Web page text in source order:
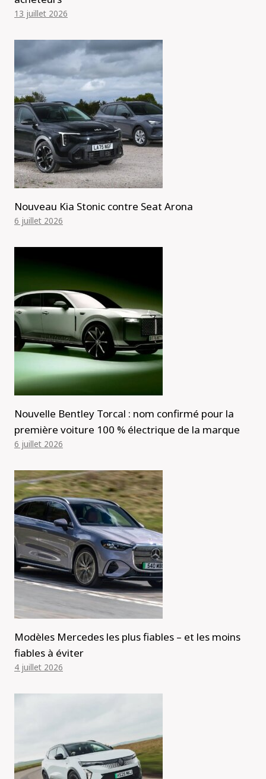
13 juillet 2026
Nouveau Kia Stonic contre Seat Arona
6 juillet 2026
Nouvelle Bentley Torcal : nom confirmé pour la
première voiture 100 % électrique de la marque
6 juillet 2026
Modèles Mercedes les plus fiables – et les moins
fiables à éviter
4 juillet 2026